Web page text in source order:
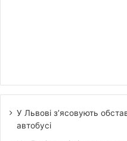
У Львові з’ясовують
автобусі